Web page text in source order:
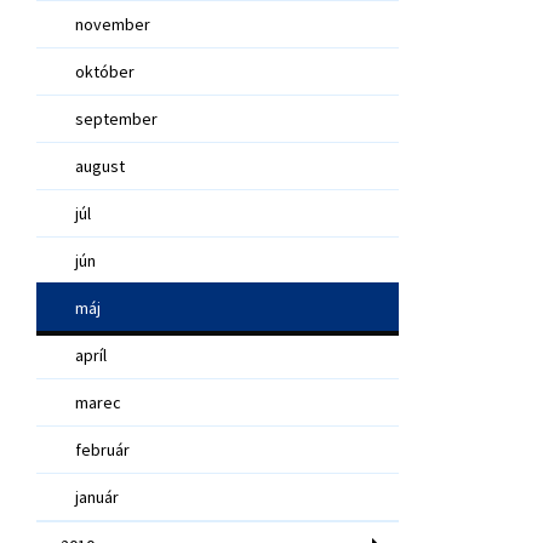
november
október
september
august
júl
jún
máj
apríl
marec
február
január